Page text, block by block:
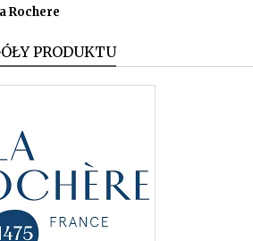
Rochere
PRODUKTU